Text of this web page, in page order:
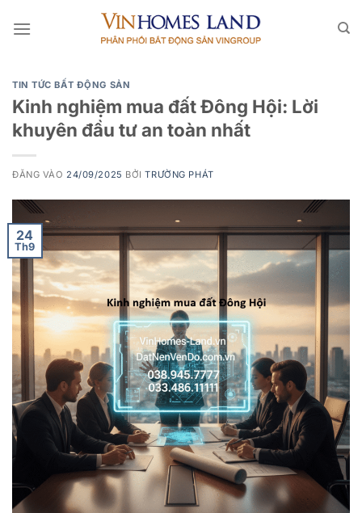
qua
TIN TỨC BẤT ĐỘNG SẢN
Kinh nghiệm mua đất Đông Hội: Lời
khuyên đầu tư an toàn nhất
ĐĂNG VÀO 24/09/2025 BỞITRƯỜNG PHÁT
24
Th9